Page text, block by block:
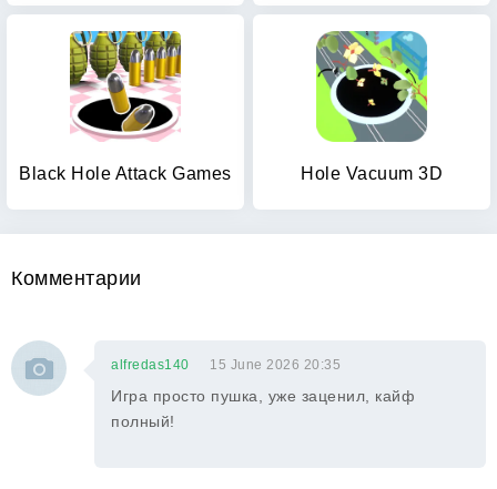
Black Hole Attack Games Hole Vacuum 3D
Комментарии
alfredas140 15 June 2026 20:35
Игра просто пушка, уже заценил, кайф
полный!